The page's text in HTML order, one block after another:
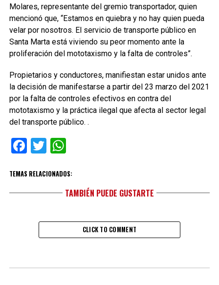
Molares, representante del gremio transportador, quien
mencionó que, “Estamos en quiebra y no hay quien pueda
velar por nosotros. El servicio de transporte público en
Santa Marta está viviendo su peor momento ante la
proliferación del mototaxismo y la falta de controles”.
Propietarios y conductores, manifiestan estar unidos ante
la decisión de manifestarse a partir del 23 marzo del 2021
por la falta de controles efectivos en contra del
mototaxismo y la práctica ilegal que afecta al sector legal
del transporte público. .
Facebook
TwitterWhatsApp
TEMAS RELACIONADOS:
TAMBIÉN PUEDE GUSTARTE
CLICK TO COMMENT